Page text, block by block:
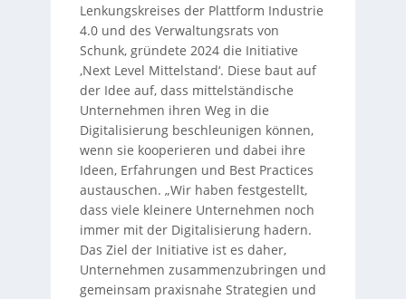
Lenkungskreises der Plattform Industrie
4.0 und des Verwaltungsrats von
Schunk, gründete 2024 die Initiative
‚Next Level Mittelstand‘. Diese baut auf
der Idee auf, dass mittelständische
Unternehmen ihren Weg in die
Digitalisierung beschleunigen können,
wenn sie kooperieren und dabei ihre
Ideen, Erfahrungen und Best Practices
austauschen. „Wir haben festgestellt,
dass viele kleinere Unternehmen noch
immer mit der Digitalisierung hadern.
Das Ziel der Initiative ist es daher,
Unternehmen zusammenzubringen und
gemeinsam praxisnahe Strategien und